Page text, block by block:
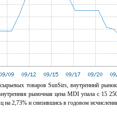
товаров SunSirs, внутренний
рыночная цена MDI упала с 15
на 2,73% и снизившись в годовом